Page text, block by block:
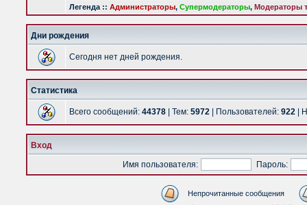
Легенда :: Администраторы, Супермодераторы, Модераторы
Дни рождения
Сегодня нет дней рождения.
Статистика
Всего сообщений: 44378 | Тем: 5972 | Пользователей: 922 |
Вход
Имя пользователя:
Пароль:
Непрочитанные сообщения